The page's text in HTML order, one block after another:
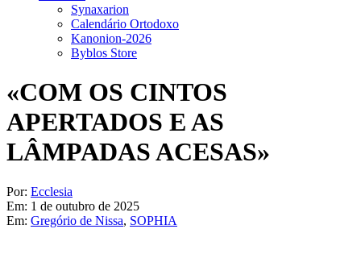
Synaxarion
Calendário Ortodoxo
Kanonion-2026
Byblos Store
«COM OS CINTOS
APERTADOS E AS
LÂMPADAS ACESAS»
Por: Ecclesia
Em: 1 de outubro de 2025
Em: Gregório de Nissa, SOPHIA